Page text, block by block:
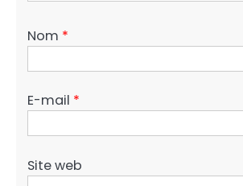
Nom *
E-mail *
Site web